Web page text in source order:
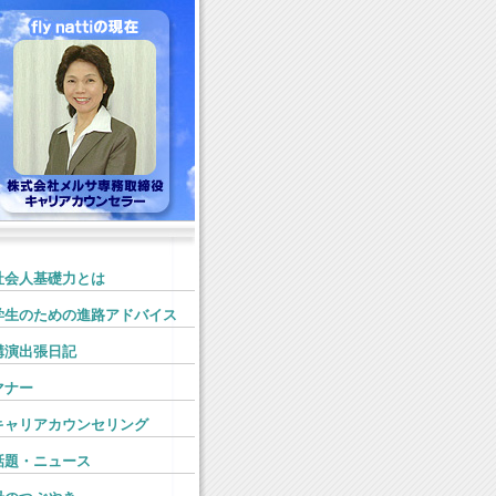
会人基礎力とは
生のための進路アドバイス
演出張日記
ナー
ャリアカウンセリング
題・ニュース